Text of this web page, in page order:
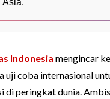
Asia.
Indonesia mengincar
uji coba internasional
di peringkat dunia.